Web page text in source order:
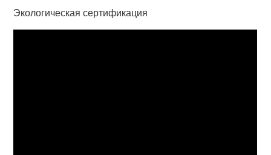
Экологическая сертификация